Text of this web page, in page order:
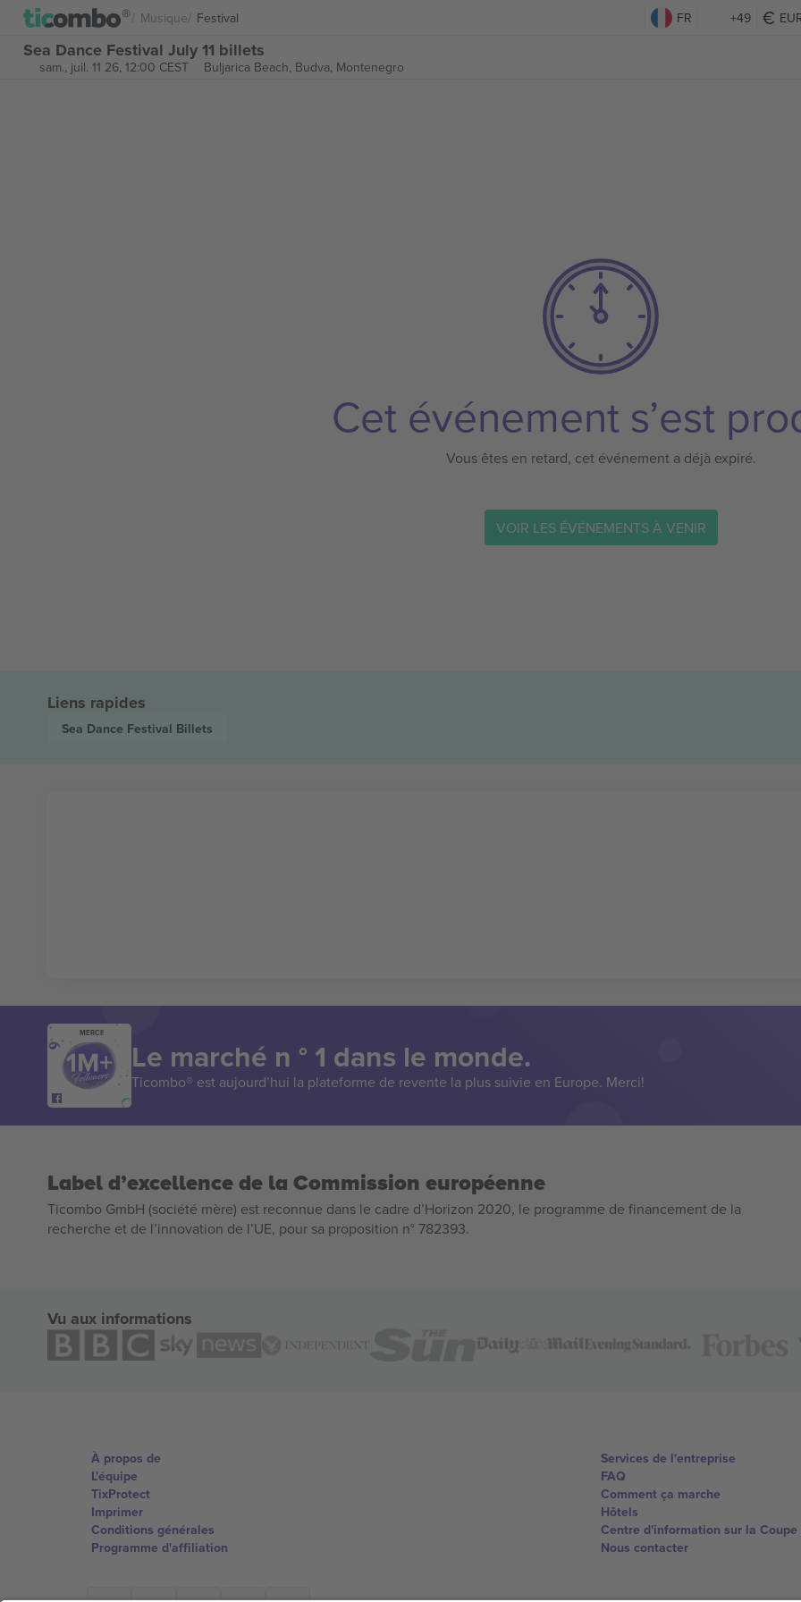
Musique Festival FR +49
Sea Dance Festival July 11 billets
sam., juil. 11 26, 12:00 CEST Buljarica Beach, Budva, Montenegro
Cet événement s’est
Vous êtes en retard, cet événement a déjà expiré.
VOIR LES ÉVÉNEMENTS À VENIR
Liens rapides
Sea Dance Festival Billets
MERCI!
Le marché n ° 1 dans le monde.
Ticombo® est aujourd’hui la plateforme de revente la plus suivie en Europe. Merci!
Label d’excellence de la Commission européenne
Ticombo GmbH (société mère) est reconnue dans le cadre d’Horizon 2020, le programme de financement de la
recherche et de l’innovation de l’UE, pour sa proposition n° 782393.
Vu aux informations
À propos de
L'équipe
TixProtect
Imprimer
Conditions générales
Programme d'affiliation
Services de l'entreprise
FAQ
Comment ça marche
Hôtels
Centre d'information sur la Coupe
Nous contacter